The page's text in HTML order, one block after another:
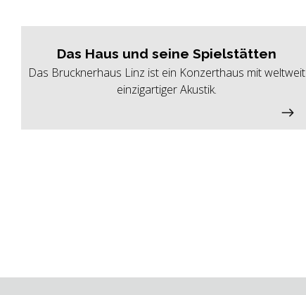
Das Haus und seine Spielstätten
Das Brucknerhaus Linz ist ein Konzerthaus mit weltweit
einzigartiger Akustik.